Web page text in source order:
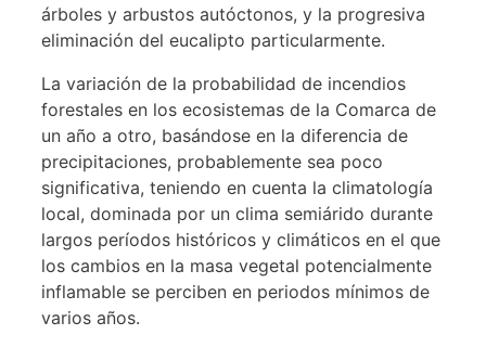
árboles y arbustos autóctonos, y la progresiva
eliminación del eucalipto particularmente.
La variación de la probabilidad de incendios
forestales en los ecosistemas de la Comarca de
un año a otro, basándose en la diferencia de
precipitaciones, probablemente sea poco
significativa, teniendo en cuenta la climatología
local, dominada por un clima semiárido durante
largos períodos históricos y climáticos en el que
los cambios en la masa vegetal potencialmente
inflamable se perciben en periodos mínimos de
varios años.